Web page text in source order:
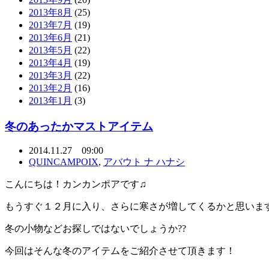
2013年8月 (25)
2013年7月 (19)
2013年6月 (21)
2013年5月 (22)
2013年4月 (19)
2013年3月 (22)
2013年2月 (16)
2013年1月 (3)
冬のあったかマストアイテム
2014.11.27 09:00
QUINCAMPOIX, アバウト ナ ハナシ
こんにちは！カンカンポアです♫
もうすぐ１２月に入り、さらに寒さが増してくるかと思いま
冬の小物などお探しではないでしょうか??
今回はそんな冬のアイテムをご紹介させて頂きます！